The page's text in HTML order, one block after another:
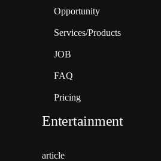
Opportunity
Services/Products
JOB
FAQ
Pricing
Entertainment
article